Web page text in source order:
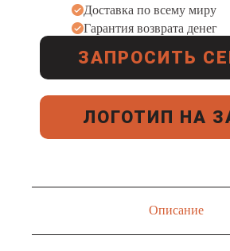
Доставка по всему миру
Гарантия возврата денег
ЗАПРОСИТЬ
ЛОГОТИП НА
Описание